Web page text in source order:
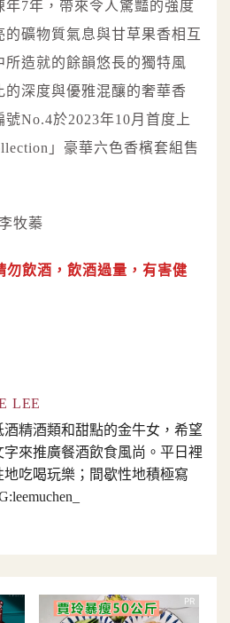
年7年，帶來令人驚豔的強度
礦物質氣息與甘草果香相互
所造就的餘韻悠長的獨特風
的深度與優雅混釀的奢華香
No.4於2023年10月首度上
」豪華六色香檳套組售
牧蓁
勿飲酒，飲酒過量，有害健
LEE
酒精酒類和甜點的金牛女，希望
字來推廣餐酒飲食風尚。平日裡
地吃喝玩樂；間歇性地積極寫
PR